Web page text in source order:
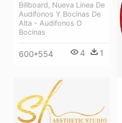
Billboard, Nueva Línea De
Audífonos Y Bocinas De
Alta - Audifonos O
Bocinas
600*554 4 1